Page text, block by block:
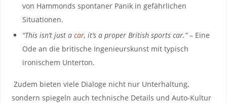
von Hammonds⁤ spontaner Panik in⁢ gefährlichen
Situationen.
“This isn’t just‍ acar,​ it’s a proper British sports car.”– ⁢Eine
Ode an⁤ die britische Ingenieurskunst ⁢mit​ typisch
ironischem Unterton.
​ ⁣Zudem ‍bieten viele Dialoge nicht ‌nur‍ Unterhaltung,
sondern spiegeln auch technische Details⁣ und Auto-Kultur